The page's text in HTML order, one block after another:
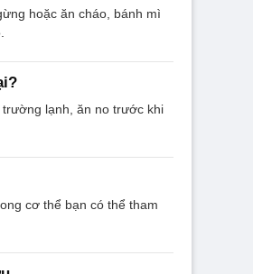
hoặc ăn cháo, bánh mì
lạnh, ăn no trước khi
cơ thể bạn có thể tham